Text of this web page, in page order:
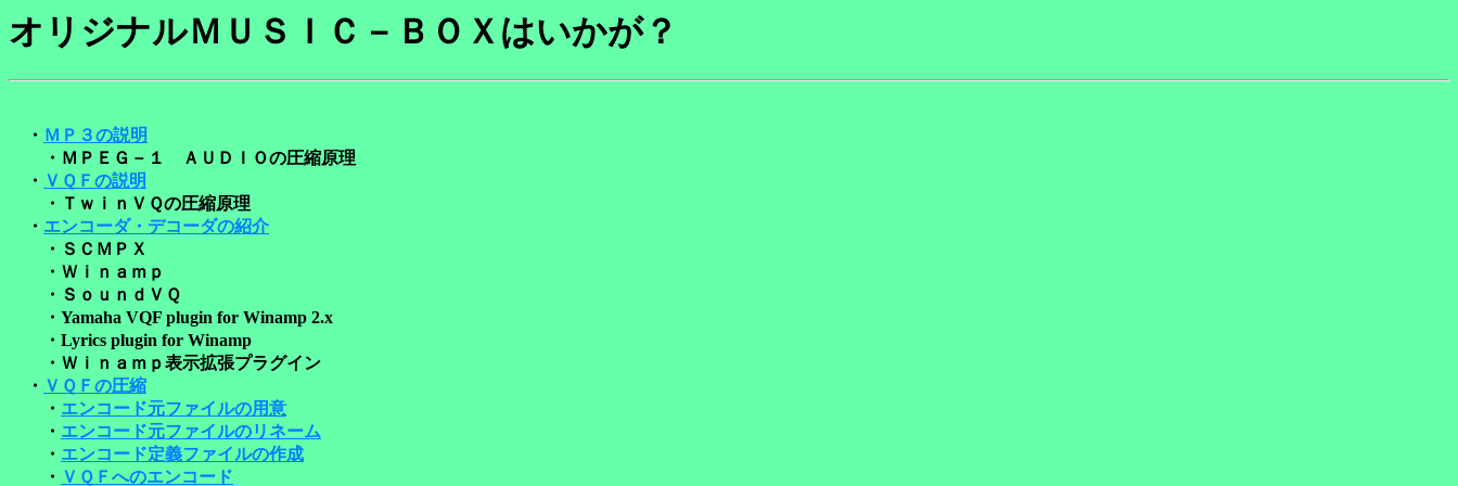
オリジナルＭＵＳＩＣ－ＢＯＸはいかが？
・ ＭＰ３の説明
・ＭＰＥＧ－１ ＡＵＤＩＯの圧縮原理
・ ＶＱＦの説明
・ＴｗｉｎＶＱの圧縮原理
・ エンコーダ・デコーダの紹介
・ＳＣＭＰＸ
・Ｗｉｎａｍｐ
・ＳｏｕｎｄＶＱ
・Yamaha VQF plugin for Winamp 2.x
・Lyrics plugin for Winamp
・Ｗｉｎａｍｐ表示拡張プラグイン
・ ＶＱＦの圧縮
・ エンコード元ファイルの用意
・ エンコード元ファイルのリネーム
・ エンコード定義ファイルの作成
・ ＶＱＦへのエンコード